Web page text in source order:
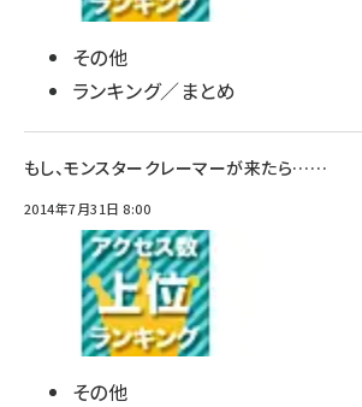
その他
ランキング／まとめ
もし、モンスタークレーマーが来たら……
2014年7月31日 8:00
その他